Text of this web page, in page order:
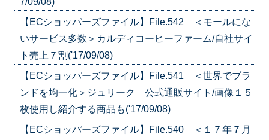
【ECショッパーズファイル】File.542 ＜モールにな
いサービス多数＞カルディコーヒーファーム/自社サイ
ト売上７割('17/09/08)
【ECショッパーズファイル】File.541 ＜世界でブラ
ンドを均一化＞ジュリーク 公式通販サイト/画像１５
枚使用し紹介する商品も('17/09/08)
【ECショッパーズファイル】File.540 ＜１７年７月